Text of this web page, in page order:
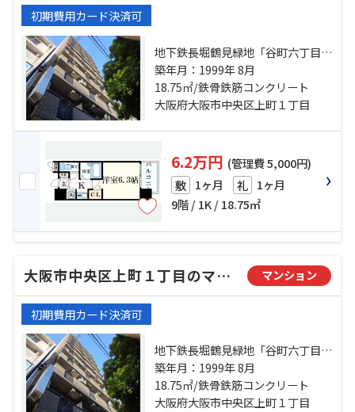
初期費用カード決済可
地下鉄長堀鶴見緑地「谷町六丁目」
駅 徒歩6分 地下鉄長堀鶴見緑地「玉
造」駅 徒歩9分 地下鉄谷町線「谷町
四丁目」駅 徒歩13分
築年月：1999年 8月
18.75㎡/鉄骨鉄筋コンクリート
大阪府大阪市中央区上町１丁目
6.2万円 (管理費 5,000円)
敷 1ヶ月 礼 1ヶ月
9階 / 1K / 18.75㎡
大阪市中央区上町１丁目のマンション マンション
初期費用カード決済可
地下鉄長堀鶴見緑地「谷町六丁目」
駅 徒歩6分 地下鉄長堀鶴見緑地「玉
造」駅 徒歩9分 地下鉄谷町線「谷町
四丁目」駅 徒歩13分
築年月：1999年 8月
18.75㎡/鉄骨鉄筋コンクリート
大阪府大阪市中央区上町１丁目